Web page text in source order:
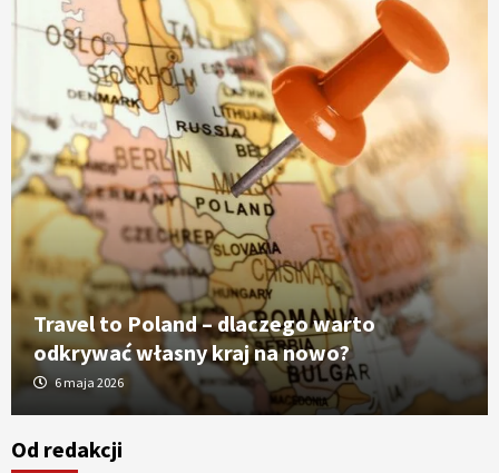
Travel to Poland – dlaczego warto
odkrywać własny kraj na nowo?
6 maja 2026
Od redakcji